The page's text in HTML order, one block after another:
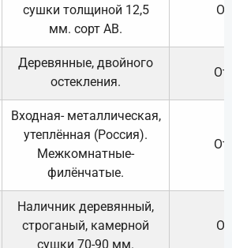
сушки толщиной 12,5
мм. сорт АВ.
Деревянные, двойного
остекления.
Входная- металлическая,
утеплённая (Россия).
Межкомнатные-
филёнчатые.
Наличник деревянный,
строганый, камерной
сушки 70-90 мм.